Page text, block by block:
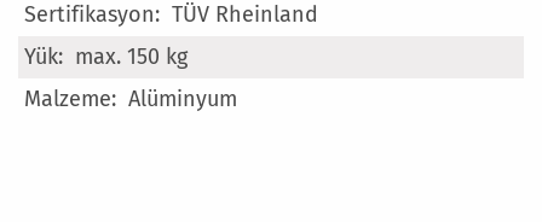
TÜV Rheinland
max. 150 kg
Alüminyum